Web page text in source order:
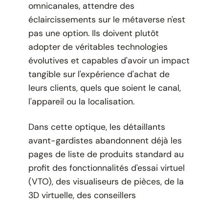
omnicanales, attendre des
éclaircissements sur le métaverse n'est
pas une option. Ils doivent plutôt
adopter de véritables technologies
évolutives et capables d'avoir un impact
tangible sur l'expérience d'achat de
leurs clients, quels que soient le canal,
l'appareil ou la localisation.
Dans cette optique, les détaillants
avant-gardistes abandonnent déjà les
pages de liste de produits standard au
profit des fonctionnalités d'essai virtuel
(VTO), des visualiseurs de pièces, de la
3D virtuelle, des conseillers